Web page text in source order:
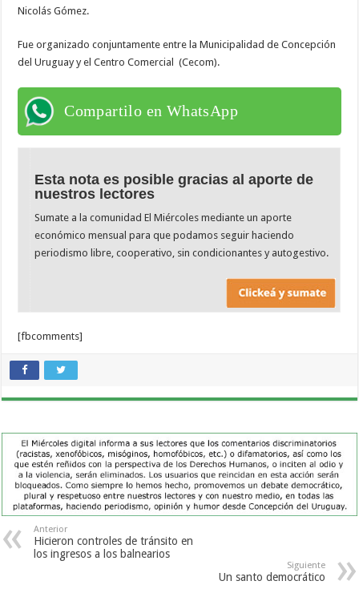
Nicolás Gómez.
Fue organizado conjuntamente entre la Municipalidad de Concepción
del Uruguay y el Centro Comercial (Cecom).
Compartilo en WhatsApp
Esta nota es posible gracias al aporte de
nuestros lectores
Sumate a la comunidad El Miércoles mediante un aporte
económico mensual para que podamos seguir haciendo
periodismo libre, cooperativo, sin condicionantes y autogestivo.
[fbcomments]
Anterior
Hicieron controles de tránsito en
los ingresos a los balnearios
Siguiente
Un santo democrático